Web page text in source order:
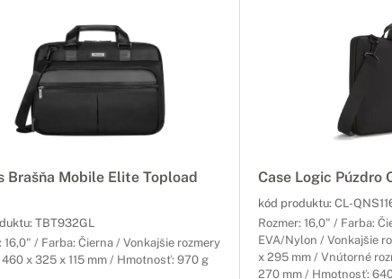
Brašňa Mobile Elite Topload
TBT932GL
16,0" / Farba: Čierna / Vonkajšie rozmery
x 325 x 115 mm / Hmotnosť: 970 g
Case Logic Púzdro
kód produktu: CL-
Rozmer: 16,0" / Farba:
EVA/Nylon / Vonkajšie
x 295 mm / Vnútorné
270 mm / Hmotnosť: